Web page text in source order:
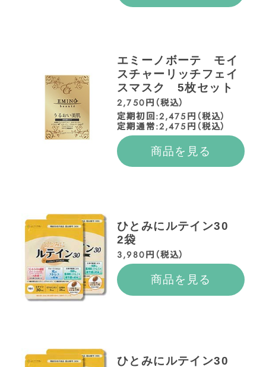
エミーノボーテ モイ
スチャーリッチフェイ
スマスク 5枚セット
2,750円（税込）
定期初回:2,475円（税込）
定期通常:2,475円（税込）
商品を見る
ひとみにルテイン30
2袋
3,980円（税込）
商品を見る
ひとみにルテイン30